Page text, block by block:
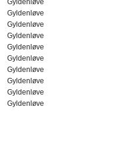
Gyldenløve
Gyldenløve
Gyldenløve
Gyldenløve
Gyldenløve
Gyldenløve
Gyldenløve
Gyldenløve
Gyldenløve
Gyldenløve